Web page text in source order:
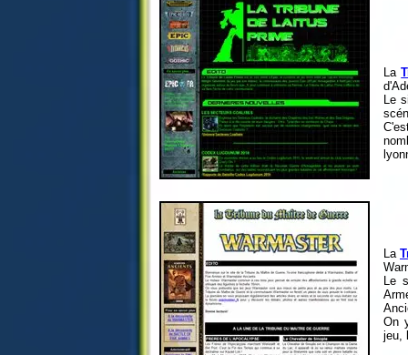
La
Le
La
Le
On
jeu,